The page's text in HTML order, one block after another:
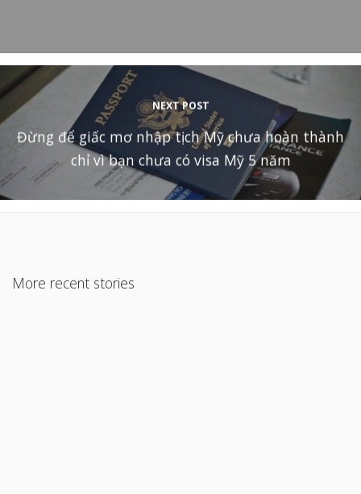
NEXT POST
Đừng để giấc mơ nhập tịch Mỹ chưa hoàn thành
chỉ vì bạn chưa có visa Mỹ 5 năm
More recent stories